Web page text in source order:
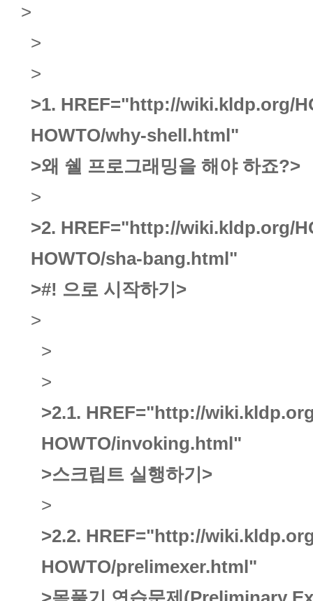
>
>
>
>1. HREF="http://wiki.kldp.org/
HOWTO/why-shell.html"
>왜 쉘 프로그래밍을 해야 하죠?>
>
>2. HREF="http://wiki.kldp.org/
HOWTO/sha-bang.html"
>#! 으로 시작하기 >
>
>
>
>2.1. HREF="http://
HOWTO/invoking.html"
>스크립트 실행하기 >
>
>2.2. HREF="http://
HOWTO/prelimexer.html"